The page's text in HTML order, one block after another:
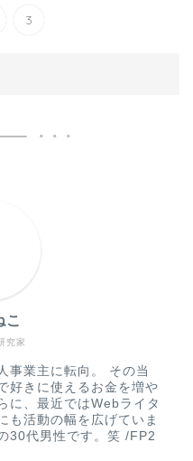
3
究家
こ
事業主に転向。 その当
好きに使えるお金を増や
に、最近ではWebライタ
も活動の幅を広げていま
30代男性です。笑 /FP2